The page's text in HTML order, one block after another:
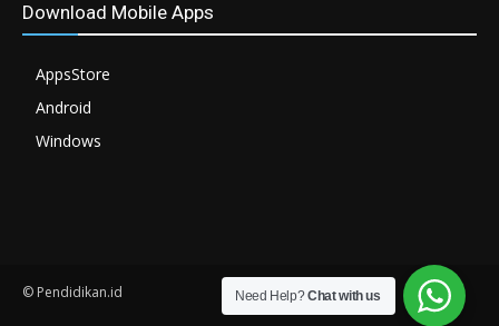
Download Mobile Apps
AppsStore
Android
Windows
© Pendidikan.id Need Help?Chat with us